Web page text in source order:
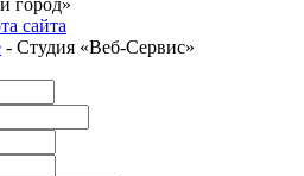
сайта
- Студия «Веб-Cервис»